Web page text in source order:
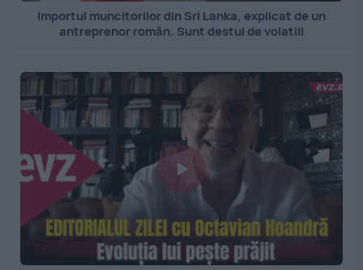
Importul muncitorilor din Sri Lanka, explicat de un
antreprenor român. Sunt destul de volatili